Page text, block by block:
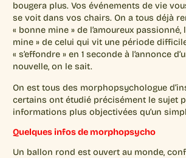
bougera plus. Vos événements de vie
se voit dans vos chairs. On a tous déjà
« bonne mine » de l’amoureux passionné,
mine » de celui qui vit une période
« s’effondre » en 1 seconde à l’annonce
nouvelle, on le sait.
On est tous des morphopsychologue
certains ont étudié précisément le sujet
informations plus objectivées qu’un
Quelques infos de morphopsycho
Un ballon rond est ouvert au monde,